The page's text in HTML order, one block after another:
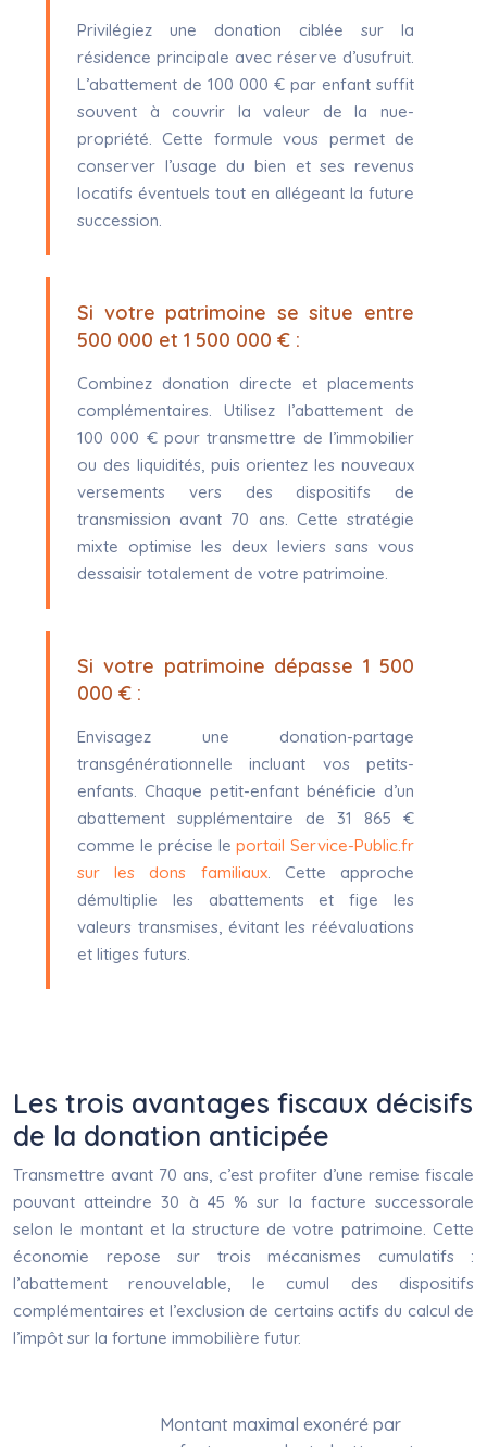
Privilégiez une donation ciblée sur la
résidence principale avec réserve d’usufruit.
L’abattement de 100 000 € par enfant suffit
souvent à couvrir la valeur de la nue-
propriété. Cette formule vous permet de
conserver l’usage du bien et ses revenus
locatifs éventuels tout en allégeant la future
succession.
Si votre patrimoine se situe entre
500 000 et 1 500 000 € :
Combinez donation directe et placements
complémentaires. Utilisez l’abattement de
100 000 € pour transmettre de l’immobilier
ou des liquidités, puis orientez les nouveaux
versements vers des dispositifs de
transmission avant 70 ans. Cette stratégie
mixte optimise les deux leviers sans vous
dessaisir totalement de votre patrimoine.
Si votre patrimoine dépasse 1 500
000 € :
Envisagez une donation-partage
transgénérationnelle incluant vos petits-
enfants. Chaque petit-enfant bénéficie d’un
abattement supplémentaire de 31 865 €
comme le précise leportail Service-Public.fr
sur les dons familiaux. Cette approche
démultiplie les abattements et fige les
valeurs transmises, évitant les réévaluations
et litiges futurs.
Les trois avantages fiscaux décisifs
de la donation anticipée
Transmettre avant 70 ans, c’est profiter d’une remise fiscale
pouvant atteindre 30 à 45 % sur la facture successorale
selon le montant et la structure de votre patrimoine. Cette
économie repose sur trois mécanismes cumulatifs :
l’abattement renouvelable, le cumul des dispositifs
complémentaires et l’exclusion de certains actifs du calcul de
l’impôt sur la fortune immobilière futur.
Montant maximal exonéré par